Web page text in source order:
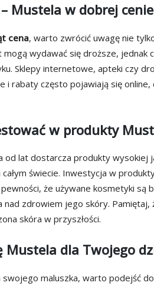
Mustela w dobrej cenie
cena, warto zwrócić uwagę nie
wydawać się droższe, jednak
Sklepy internetowe, apteki czy
i rabaty często pojawiają się online,
w produkty
od lat dostarcza produkty wysokiej
świecie. Inwestycja w
że używane kosmetyki są
nad zdrowiem jego skóry.
skóra w przyszłości.
dla Twojego
swojego maluszka, warto podejść